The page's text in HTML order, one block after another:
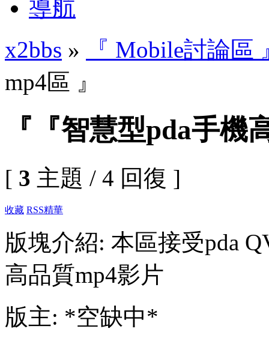
導航
x2bbs »
『 Mobile討論區
mp4區 』
『『智慧型pda手機
[ 3 主題 / 4 回復 ]
收藏 RSS精華
版塊介紹: 本區接受pda
高品質mp4影片
版主: *空缺中*